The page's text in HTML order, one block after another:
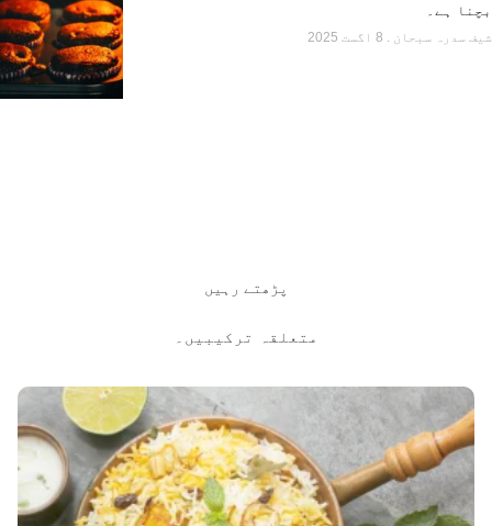
بچنا ہے۔
شیف سدرہ سبحان
پڑھتے رہیں
متعلقہ ترکیبیں۔